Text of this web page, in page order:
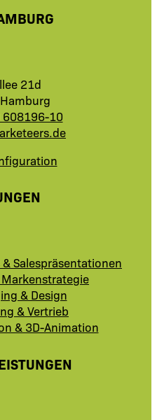
21d
608196-10
Salespräsentationen
& Design
& Vertrieb
& 3D-Animation